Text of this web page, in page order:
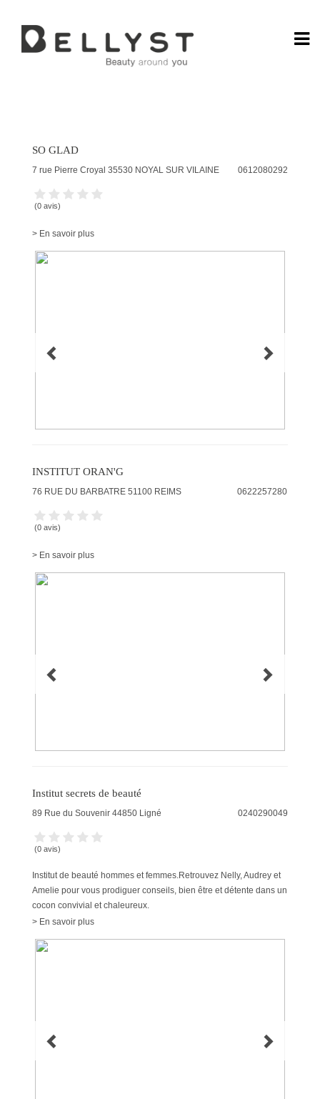
Gamme de prix
Sélectionnez une marque
SO GLAD
7 rue Pierre Croyal 35530 NOYAL SUR VILAINE 0612080292
(0 avis)
> En savoir plus
INSTITUT ORAN'G
76 RUE DU BARBATRE 51100 REIMS 0622257280
(0 avis)
> En savoir plus
Institut secrets de beauté
89 Rue du Souvenir 44850 Ligné 0240290049
(0 avis)
Institut de beauté hommes et femmes.Retrouvez Nelly, Audrey et
Amelie pour vous prodiguer conseils, bien être et détente dans un
cocon convivial et chaleureux.
> En savoir plus